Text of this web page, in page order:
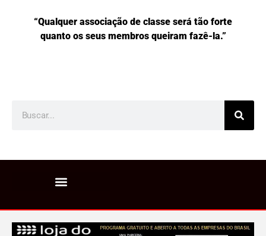
“Qualquer associação de classe será tão forte
quanto os seus membros queiram fazê-la.”